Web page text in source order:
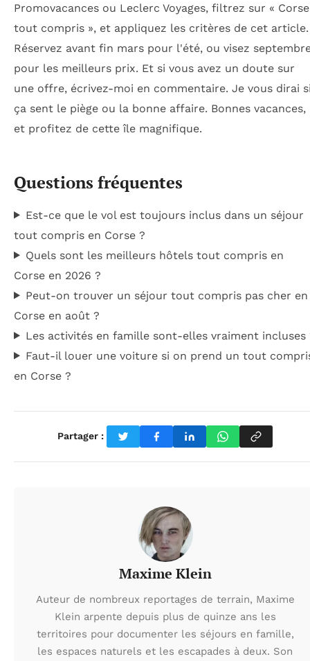
Promovacances ou Leclerc Voyages, filtrez sur « Corse
tout compris », et appliquez les critères de cet article.
Réservez avant fin mars pour l'été, ou visez
pour les meilleurs prix. Et si vous avez un doute sur
une offre, écrivez-moi en commentaire. Je vous dirai
ça sent le piège ou la bonne affaire. Bonnes vacances,
et profitez de cette île magnifique.
Questions fréquentes
Est-ce que le vol est toujours inclus dans un séjour
tout compris en Corse ?
Quels sont les meilleurs hôtels tout compris en
Corse en 2026 ?
Peut-on trouver un séjour tout compris pas cher en
Corse en août ?
Les activités en famille sont-elles vraiment incluses
Faut-il louer une voiture si on prend un tout
en Corse ?
Partager :
Maxime Klein
Auteur de nombreux reportages de terrain, Maxime
Klein arpente depuis plus de quinze ans les
territoires pour documenter les séjours en famille,
les espaces naturels et les escapades à deux. Son